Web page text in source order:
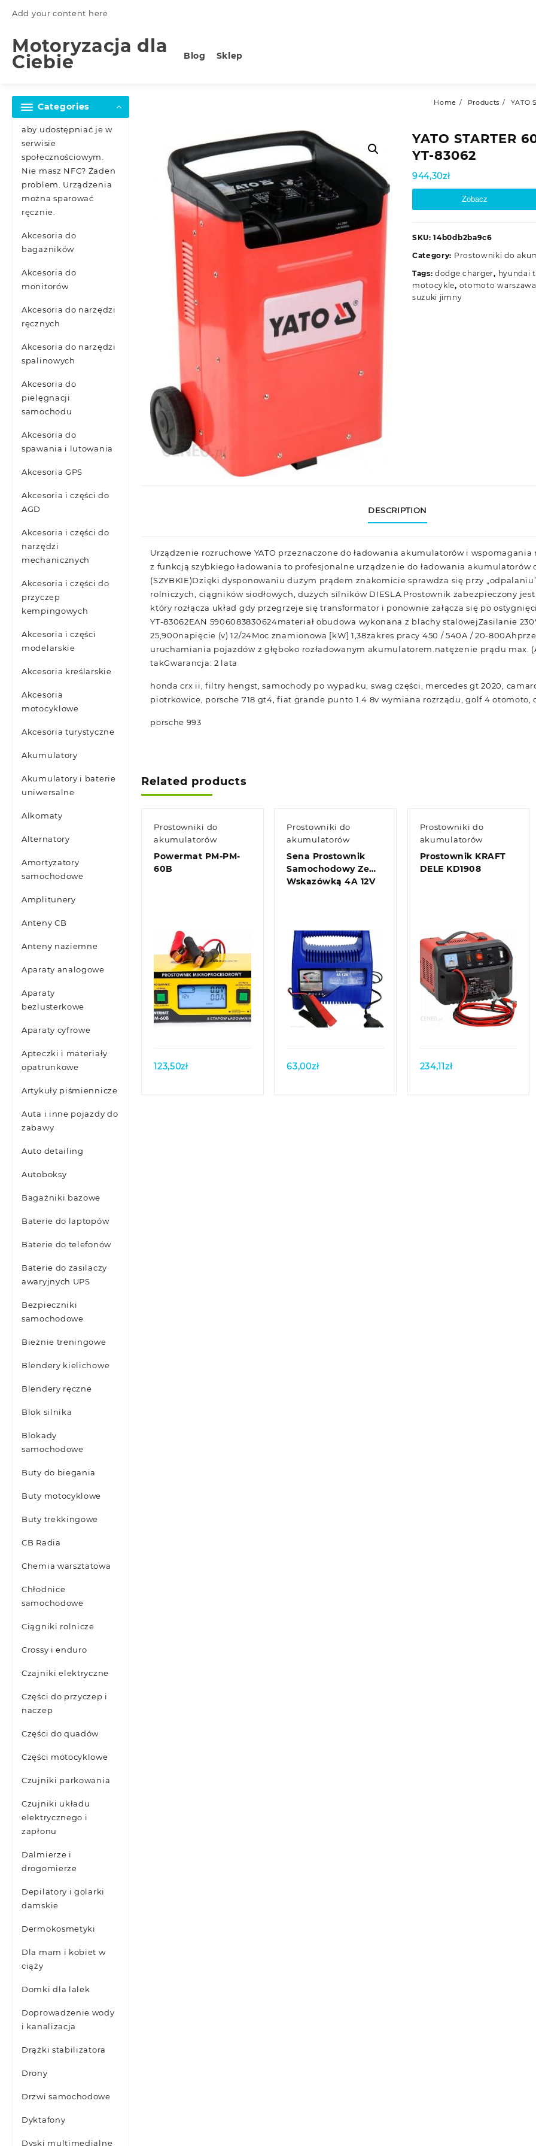
Add your content here
Motoryzacja dla
Ciebie Blog Sklep
Categories
aby udostępniać je w
serwisie
społecznościowym.
Nie masz NFC? Żaden
problem. Urządzenia
można sparować
ręcznie.
Akcesoria do
bagażników
Akcesoria do
monitorów
Akcesoria do narzędzi
ręcznych
Akcesoria do narzędzi
spalinowych
Akcesoria do
pielęgnacji
samochodu
Akcesoria do
spawania i lutowania
Akcesoria GPS
Akcesoria i części do
AGD
Akcesoria i części do
narzędzi
mechanicznych
Akcesoria i części do
przyczep
kempingowych
Akcesoria i części
modelarskie
Akcesoria kreślarskie
Akcesoria
motocyklowe
Akcesoria turystyczne
Akumulatory
Akumulatory i baterie
uniwersalne
Alkomaty
Alternatory
Amortyzatory
samochodowe
Amplitunery
Anteny CB
Anteny naziemne
Aparaty analogowe
Aparaty
bezlusterkowe
Aparaty cyfrowe
Apteczki i materiały
opatrunkowe
Artykuły piśmiennicze
Auta i inne pojazdy do
zabawy
Auto detailing
Autoboksy
Bagażniki bazowe
Baterie do laptopów
Baterie do telefonów
Baterie do zasilaczy
awaryjnych UPS
Bezpieczniki
samochodowe
Bieżnie treningowe
Blendery kielichowe
Blendery ręczne
Blok silnika
Blokady
samochodowe
Buty do biegania
Buty motocyklowe
Buty trekkingowe
CB Radia
Chemia warsztatowa
Chłodnice
samochodowe
Ciągniki rolnicze
Crossy i enduro
Czajniki elektryczne
Części do przyczep i
naczep
Części do quadów
Części motocyklowe
Czujniki parkowania
Czujniki układu
elektrycznego i
zapłonu
Dalmierze i
drogomierze
Depilatory i golarki
damskie
Dermokosmetyki
Dla mam i kobiet w
ciąży
Domki dla lalek
Doprowadzenie wody
i kanalizacja
Drążki stabilizatora
Drony
Drzwi samochodowe
Dyktafony
Dyski multimedialne
Home Products YATO
YATO STARTER
YT-83062
944,30zł
Zobacz
SKU:14b0db2ba9c6
Category: Prostowniki do
Tags:dodge charger, hyundai
motocykle, otomoto warszawa
suzuki jimny
DESCRIPTION
Urządzenie rozruchowe YATO przeznaczone do ładowania akumulatorów i wspomagania
z funkcją szybkiego ładowania to profesjonalne urządzenie do ładowania akumulatorów
(SZYBKIE)Dzięki dysponowaniu dużym prądem znakomicie sprawdza się przy
rolniczych, ciągników siodłowych, dużych silników DIESLA.Prostownik zabezpieczony
który rozłącza układ gdy przegrzeje się transformator i ponownie załącza się po
YT-83062EAN 5906083830624materiał obudowa wykonana z blachy stalowejZasilanie
25,900napięcie (v) 12/24Moc znamionowa [kW] 1,38zakres pracy 450 / 540A / 20-
uruchamiania pojazdów z głęboko rozładowanym akumulatorem.natężenie prądu max.
takGwarancja: 2 lata
honda crx ii, filtry hengst, samochody po wypadku, swag części, mercedes gt 2020,
piotrkowice, porsche 718 gt4, fiat grande punto 1.4 8v wymiana rozrządu, golf 4 otomoto,
porsche 993
Related products
Prostowniki do
akumulatorów
Powermat PM-PM-
60B
Quick view
123,50zł
Prostowniki do
akumulatorów
Sena Prostownik
Samochodowy Ze
Wskazówką 4A 12V
Quick view
63,00zł
Prostowniki do
akumulatorów
Prostownik KRAFT
DELE KD1908
Quick view
234,11zł